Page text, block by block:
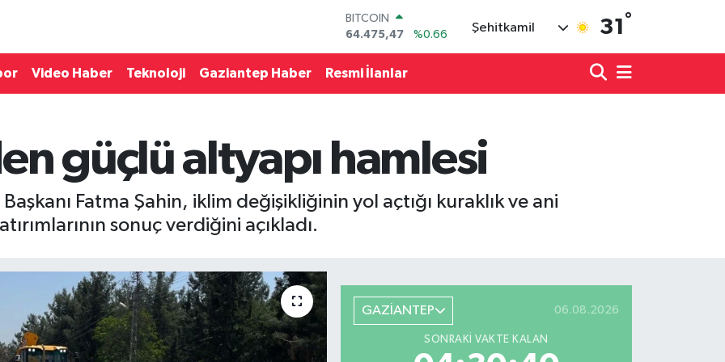
DOLAR
47,5971
%0.05
55,1336
%0.18
%0.39
BİST100
13.703
Şehitkamil 31 °
Video Haber Teknoloji Gaziantep Haber Resmi İlanlar
güçlü altyapı hamlesi
Fatma Şahin, iklim değişikliğinin yol açtığı kuraklık ve ani
sonuç verdiğini açıkladı.
GAZİANTEP 06.08.2026
SONRAKI VAKTE KALAN